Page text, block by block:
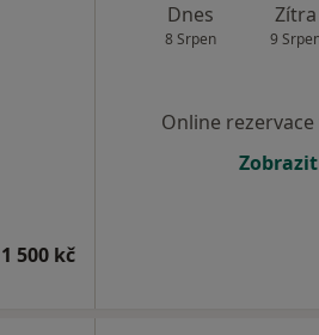
500 kč
Dnes
8 Srpen
Zítra
9
Online